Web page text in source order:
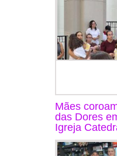
Mães
das Dores
Igreja